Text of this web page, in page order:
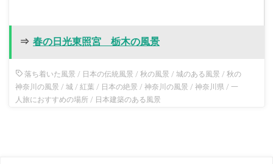
⇒ 春の日光東照宮 栃木の風景
落ち着いた風景 / 日本の伝統風景 / 秋の風景 / 城のある風景 / 秋の
神奈川の風景 / 城/ 紅葉 / 日本の絶景 / 神奈川の風景 / 神奈川県/ 一
人旅におすすめの場所/ 日本建築のある風景